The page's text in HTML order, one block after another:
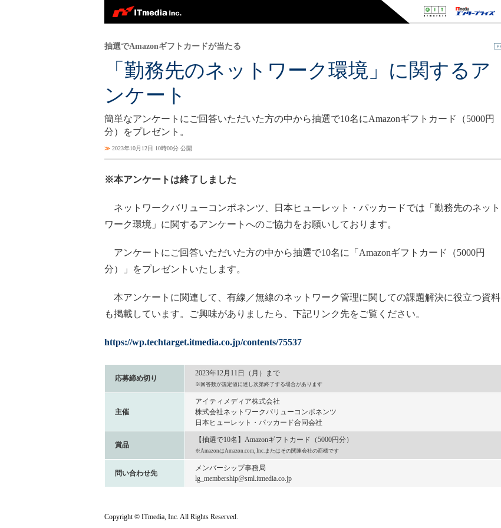
「勤務先のネットワーク環境」に関するア
ンケート
抽選でAmazonギフトカードが当たる
簡単なアンケートにご回答いただいた方の中から抽選で10名にAmazonギフトカード（5000円
分）をプレゼント。
≫ 2023年10月12日 10時00分 公開
※本アンケートは終了しました
ネットワークバリューコンポネンツ、日本ヒューレット・パッカードでは「勤務先のネット
ワーク環境」に関するアンケートへのご協力をお願いしております。
アンケートにご回答いただいた方の中から抽選で10名に「Amazonギフトカード（5000円
分）」をプレゼントいたします。
本アンケートに関連して、有線／無線のネットワーク管理に関しての課題解決に役立つ資料
も掲載しています。ご興味がありましたら、下記リンク先をご覧ください。
https://wp.techtarget.itmedia.co.jp/contents/75537
応募締め切り
2023年12月11日（月）まで
※回答数が規定値に達し次第終了する場合があります
主催
アイティメディア株式会社
株式会社ネットワークバリューコンポネンツ
日本ヒューレット・パッカード合同会社
賞品
【抽選で10名】Amazonギフトカード（5000円分）
※AmazonはAmazon.com, Inc.またはその関連会社の商標です
問い合わせ先
メンバーシップ事務局
lg_membership@sml.itmedia.co.jp
Copyright © ITmedia, Inc. All Rights Reserved.